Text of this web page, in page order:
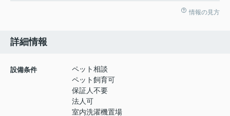
情報の見方
詳細情報
設備条件
ペット相談
ペット飼育可
保証人不要
法人可
室内洗濯機置場